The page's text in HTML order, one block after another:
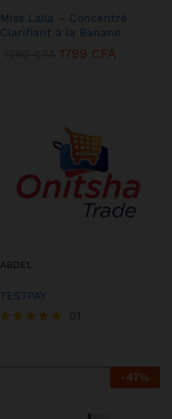
Miss Laila – Concentré
Clarifiant à la Banane
1799 CFA
ABDEL
TESTPAY
-47%